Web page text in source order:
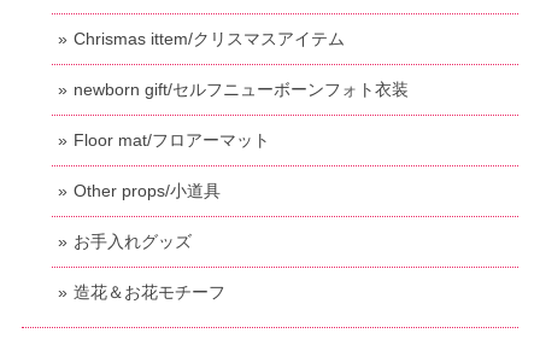
Chrismas ittem/クリスマスアイテム
newborn gift/セルフニューボーンフォト衣装
Floor mat/フロアーマット
Other props/小道具
お手入れグッズ
造花＆お花モチーフ